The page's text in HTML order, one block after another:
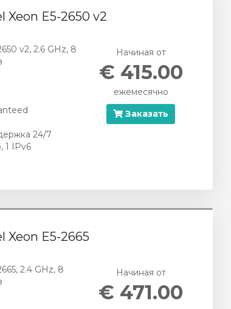
Xeon E5-2650 v2
v2, 2.6 GHz, 8
24/7
1 IPv6
Начиная от
€ 415.00
ежемесячно
Заказать
Xeon E5-2665
2.4 GHz, 8
Начиная от
€ 471.00